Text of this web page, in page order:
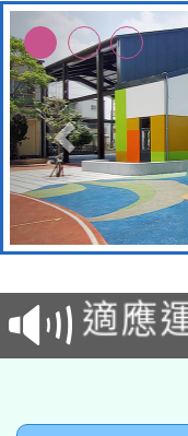
本校
招甄
招)
適應
本館
暨閱